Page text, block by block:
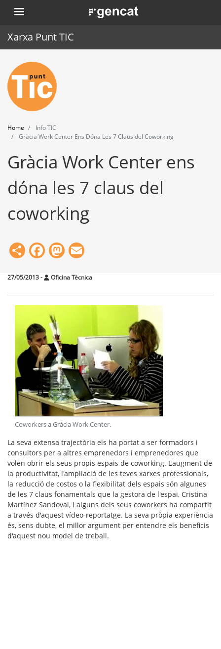
Skip
to
. Obre en una nova finestra.
Xarxa Punt TIC
Home
Punt TIC
News
Events
Training
Tools
Home
Info TIC
Gràcia Work Center Ens Dóna Les 7 Claus del Coworking
Gràcia Work Center ens
dóna les 7 claus del
coworking
ShareFacebook
Mastodon
27/05/2013- Oficina Tècnica
Coworkers a Gràcia Work Center.
La seva extensa trajectòria els ha portat a ser formadors i
consultors per a altres emprenedors i emprenedores que
volen obrir els seus propis espais de coworking. L'augment de
la productivitat, l'ampliació de les teves xarxes professionals,
la reducció de costos o la flexibilitat dels espais són algunes
de les 7 claus fonamentals que la gestora de l'espai, Cristina
Martínez Sandoval, i alguns dels seus coworkers ha compartit
a través d'aquest vídeo-reportatge. La seva pròpia experiència
és, sens dubte, el millor argument per entendre els beneficis
d'aquest nou model de treball.